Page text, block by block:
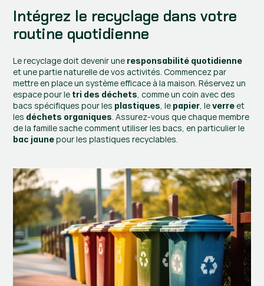
Intégrez le recyclage dans votre
routine quotidienne
Le recyclage doit devenir une responsabilité quotidienne
et une partie naturelle de vos activités. Commencez par
mettre en place un système efficace à la maison. Réservez un
espace pour le tri des déchets, comme un coin avec des
bacs spécifiques pour les plastiques, le papier, le verre et
les déchets organiques. Assurez-vous que chaque membre
bac jaune pour les plastiques recyclables.